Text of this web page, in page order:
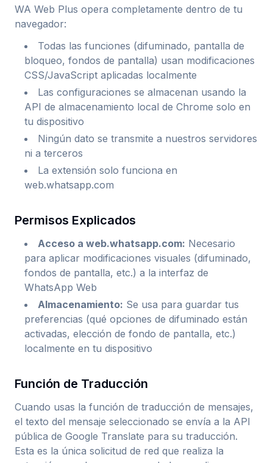
WA Web Plus opera completamente dentro de tu
navegador:
Todas las funciones (difuminado, pantalla de
bloqueo, fondos de pantalla) usan modificaciones
CSS/JavaScript aplicadas localmente
Las configuraciones se almacenan usando la
API de almacenamiento local de Chrome solo en
tu dispositivo
Ningún dato se transmite a nuestros servidores
ni a terceros
La extensión solo funciona en
web.whatsapp.com
Permisos Explicados
Acceso a web.whatsapp.com: Necesario
para aplicar modificaciones visuales (difuminado,
fondos de pantalla, etc.) a la interfaz de
WhatsApp Web
Almacenamiento: Se usa para guardar tus
preferencias (qué opciones de difuminado están
activadas, elección de fondo de pantalla, etc.)
localmente en tu dispositivo
Función de Traducción
Cuando usas la función de traducción de mensajes,
el texto del mensaje seleccionado se envía a la API
pública de Google Translate para su traducción.
Esta es la única solicitud de red que realiza la